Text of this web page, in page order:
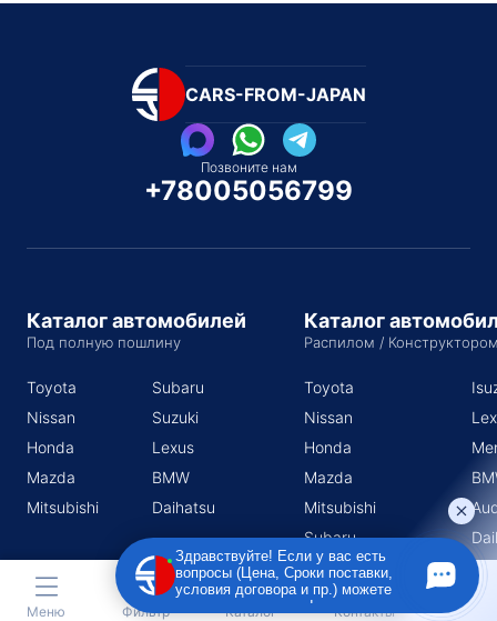
CARS-FROM-JAPAN
Позвоните нам
+78005056799
Каталог автомобилей
Под полную пошлину
Toyota
Nissan
Honda
Mazda
Mitsubishi
Subaru
Suzuki
Lexus
BMW
Daihatsu
Каталог
Распилом /
Toyota
Nissan
Honda
Mazda
Mitsubishi
Subaru
Suzuki
Меню Фильтр Каталог Контакты
Здравствуйте! Если у вас есть
вопросы (Цена, Сроки поставки,
условия договора и пр.) можете
задать их мне в чат!